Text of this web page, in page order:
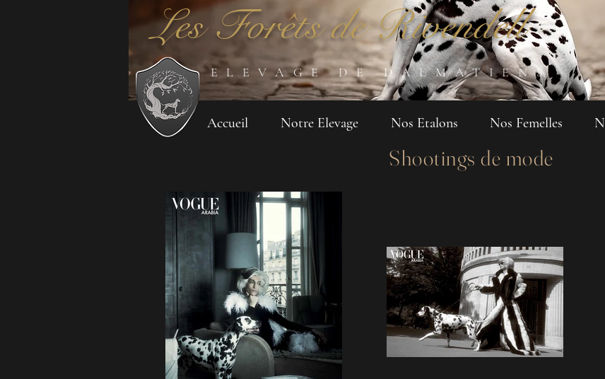
Les Forêts de Rivendell
ELEVAGE DE DALMATIENS
Accueil Notre Elevage Nos Etalons Nos Femelles
Shootings de mode